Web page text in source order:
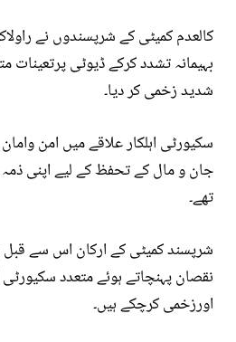
کالعدم کمیٹی کے شرپسندوں نے
بہیمانہ تشدد کرکے ڈیوٹی پرتعینات
شدید زخمی کر دیا۔
سکیورٹی اہلکار علاقے میں امن
جان و مال کے تحفظ کے لیے اپنی ذمہ
تھے۔
شرپسند کمیٹی کے ارکان اس سے قبل
نقصان پہنچاتے ہوئے متعدد
اورزخمی کرچکے ہیں۔